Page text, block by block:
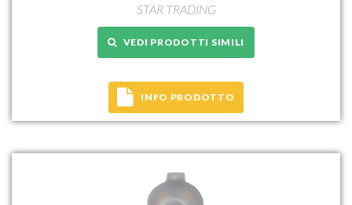
STAR TRADING
VEDI PRODOTTI SIMILI
INFO PRODOTTO